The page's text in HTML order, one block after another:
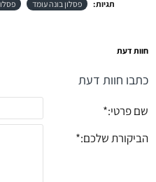
תגיות: פסלון בונה עומד
חוות דעת
כתבו חוות דעת
שם פרטי:
הביקורת שלכם: